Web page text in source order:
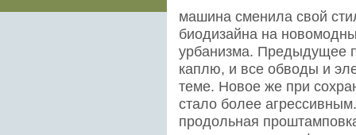
машина сменила свой
биодизайна на
урбанизма. Предыдущее
каплю, и все обводы и
теме. Новое же при
стало более
продольная